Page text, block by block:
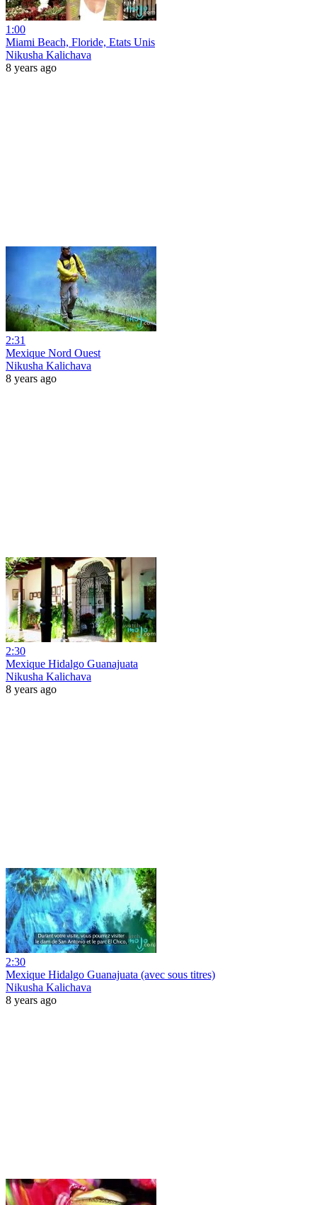
1:00
Miami Beach, Floride, Etats Unis
Nikusha Kalichava
8 years ago
2:31
Mexique Nord Ouest
Nikusha Kalichava
8 years ago
2:30
Mexique Hidalgo Guanajuata
Nikusha Kalichava
8 years ago
2:30
Mexique Hidalgo Guanajuata (avec sous titres)
Nikusha Kalichava
8 years ago